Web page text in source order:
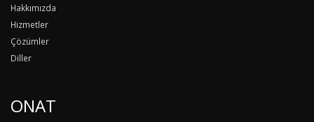
Hakkımızda
Hizmetler
Çözümler
Diller
ONAT